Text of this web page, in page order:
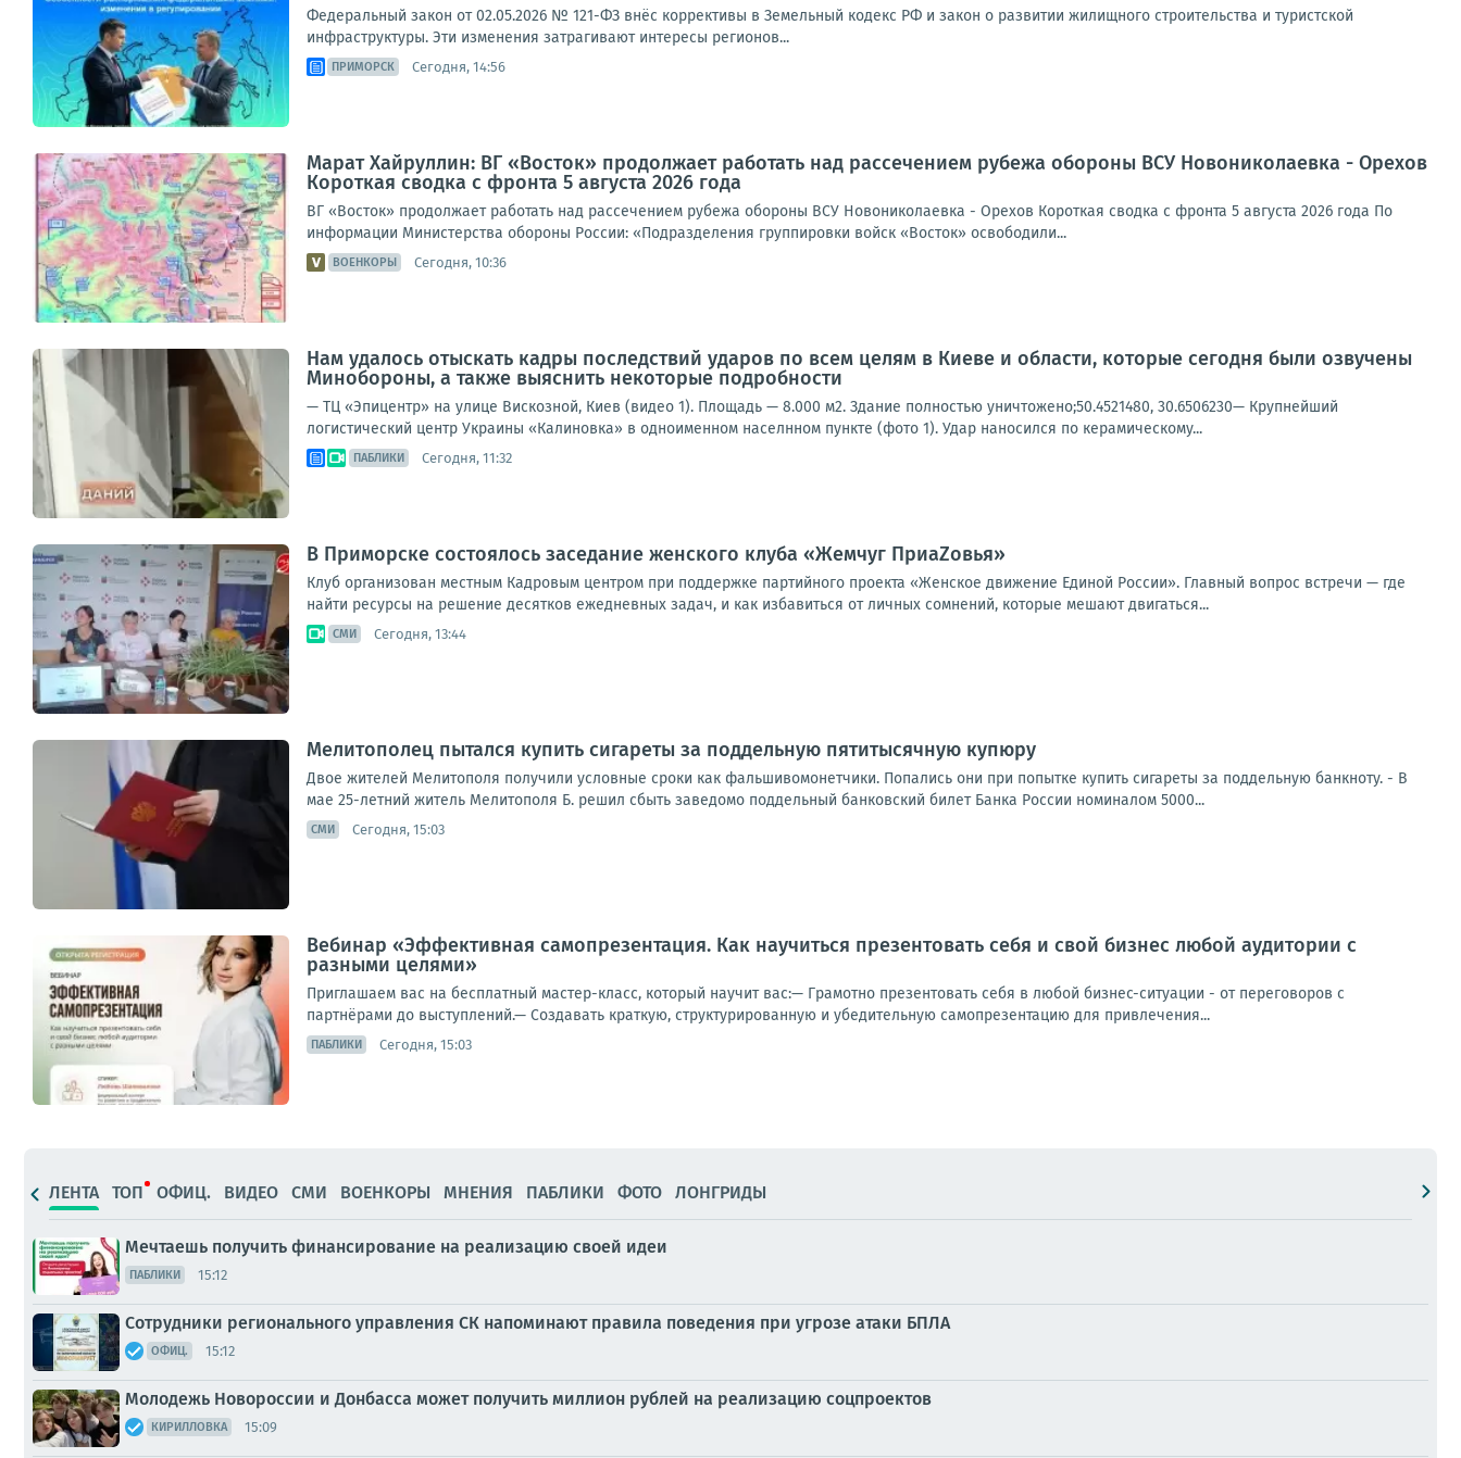
Федеральный закон от 02.05.2026 № 121-ФЗ внёс коррективы в Земельный кодекс РФ и закон о развитии жилищного строительства и туристской
инфраструктуры. Эти изменения затрагивают интересы регионов...
ПРИМОРСК Сегодня, 14:56
Марат Хайруллин: ВГ «Восток» продолжает работать над рассечением рубежа обороны ВСУ Новониколаевка - Орехов
Короткая сводка с фронта 5 августа 2026 года
ВГ «Восток» продолжает работать над рассечением рубежа обороны ВСУ Новониколаевка - Орехов Короткая сводка с фронта 5 августа 2026 года По
информации Министерства обороны России: «Подразделения группировки войск «Восток» освободили...
ВОЕНКОРЫ Сегодня, 10:36
Нам удалось отыскать кадры последствий ударов по всем целям в Киеве и области, которые сегодня были озвучены
Минобороны, а также выяснить некоторые подробности
— ТЦ «Эпицентр» на улице Вискозной, Киев (видео 1). Площадь — 8.000 м2. Здание полностью уничтожено;50.4521480, 30.6506230— Крупнейший
логистический центр Украины «Калиновка» в одноименном населнном пункте (фото 1). Удар наносился по керамическому...
ПАБЛИКИ Сегодня, 11:32
В Приморске состоялось заседание женского клуба «Жемчуг ПриаZовья»
Клуб организован местным Кадровым центром при поддержке партийного проекта «Женское движение Единой России». Главный вопрос встречи — где
найти ресурсы на решение десятков ежедневных задач, и как избавиться от личных сомнений, которые мешают двигаться...
СМИ Сегодня, 13:44
Мелитополец пытался купить сигареты за поддельную пятитысячную купюру
Двое жителей Мелитополя получили условные сроки как фальшивомонетчики. Попались они при попытке купить сигареты за поддельную банкноту. - В
мае 25-летний житель Мелитополя Б. решил сбыть заведомо поддельный банковский билет Банка России номиналом 5000...
СМИ Сегодня, 15:03
Вебинар «Эффективная самопрезентация. Как научиться презентовать себя и свой бизнес любой аудитории с
разными целями»
Приглашаем вас на бесплатный мастер-класс, который научит вас:— Грамотно презентовать себя в любой бизнес-ситуации - от переговоров с
партнёрами до выступлений.— Создавать краткую, структурированную и убедительную самопрезентацию для привлечения...
ПАБЛИКИ Сегодня, 15:03
ЛЕНТА ТОП ОФИЦ. ВИДЕО СМИ ВОЕНКОРЫ МНЕНИЯ ПАБЛИКИ ФОТО ЛОНГРИДЫ
Мечтаешь получить финансирование на реализацию своей идеи
ПАБЛИКИ 15:12
Сотрудники регионального управления СК напоминают правила поведения при угрозе атаки БПЛА
ОФИЦ. 15:12
Молодежь Новороссии и Донбасса может получить миллион рублей на реализацию соцпроектов
КИРИЛЛОВКА 15:09